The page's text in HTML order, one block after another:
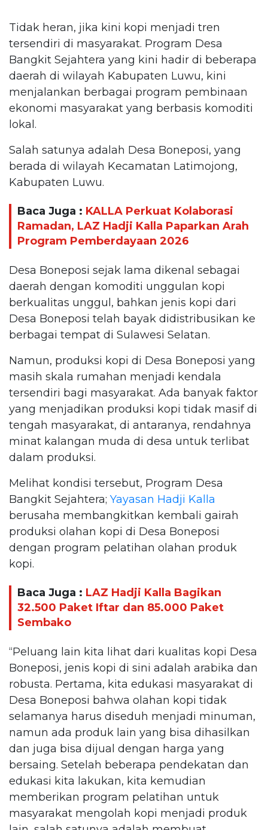
Tidak heran, jika kini kopi menjadi tren
tersendiri di masyarakat. Program Desa
Bangkit Sejahtera yang kini hadir di beberapa
daerah di wilayah Kabupaten Luwu, kini
menjalankan berbagai program pembinaan
ekonomi masyarakat yang berbasis komoditi
lokal.
Salah satunya adalah Desa Boneposi, yang
berada di wilayah Kecamatan Latimojong,
Kabupaten Luwu.
Baca Juga : KALLA Perkuat Kolaborasi
Ramadan, LAZ Hadji Kalla Paparkan Arah
Program Pemberdayaan 2026
Desa Boneposi sejak lama dikenal sebagai
daerah dengan komoditi unggulan kopi
berkualitas unggul, bahkan jenis kopi dari
Desa Boneposi telah bayak didistribusikan ke
berbagai tempat di Sulawesi Selatan.
Namun, produksi kopi di Desa Boneposi yang
masih skala rumahan menjadi kendala
tersendiri bagi masyarakat. Ada banyak faktor
yang menjadikan produksi kopi tidak masif di
tengah masyarakat, di antaranya, rendahnya
minat kalangan muda di desa untuk terlibat
dalam produksi.
Melihat kondisi tersebut, Program Desa
Bangkit Sejahtera; Yayasan Hadji Kalla
berusaha membangkitkan kembali gairah
produksi olahan kopi di Desa Boneposi
dengan program pelatihan olahan produk
kopi.
Baca Juga : LAZ Hadji Kalla Bagikan
32.500 Paket Iftar dan 85.000 Paket
Sembako
“Peluang lain kita lihat dari kualitas kopi Desa
Boneposi, jenis kopi di sini adalah arabika dan
robusta. Pertama, kita edukasi masyarakat di
Desa Boneposi bahwa olahan kopi tidak
selamanya harus diseduh menjadi minuman,
namun ada produk lain yang bisa dihasilkan
dan juga bisa dijual dengan harga yang
bersaing. Setelah beberapa pendekatan dan
edukasi kita lakukan, kita kemudian
memberikan program pelatihan untuk
masyarakat mengolah kopi menjadi produk